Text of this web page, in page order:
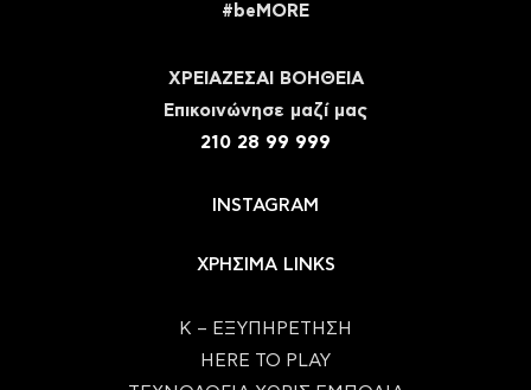
#beMORE
ΧΡΕΙΑΖΕΣΑΙ ΒΟΗΘΕΙΑ
Eπικοινώνησε μαζί μας
210 28 99 999
INSTAGRAM
ΧΡΗΣΙΜΑ LINKS
Κ – ΕΞΥΠΗΡΕΤΗΣΗ
HERE TO PLAY